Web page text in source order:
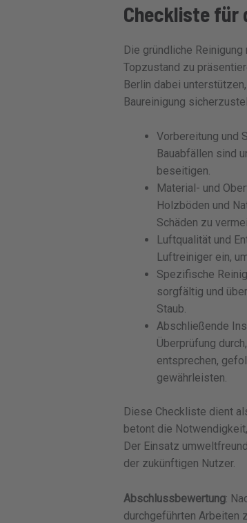
Checkliste für
Die gründliche
Topzustand zu
Berlin dabei
Baureinigung
Vorbereitung und
Bauabfällen sind
beseitigen.
Material- und
Holzböden und
Schäden zu
Luftqualität und
Luftreiniger ein,
Spezifische
sorgfältig und
Staub.
Abschließende
Überprüfung
entsprechen,
gewährleisten.
Diese Checkliste dient
betont die
Der Einsatz
der zukünftigen Nutzer.
Abschlussbewertung:
durchgeführten Arbeiten